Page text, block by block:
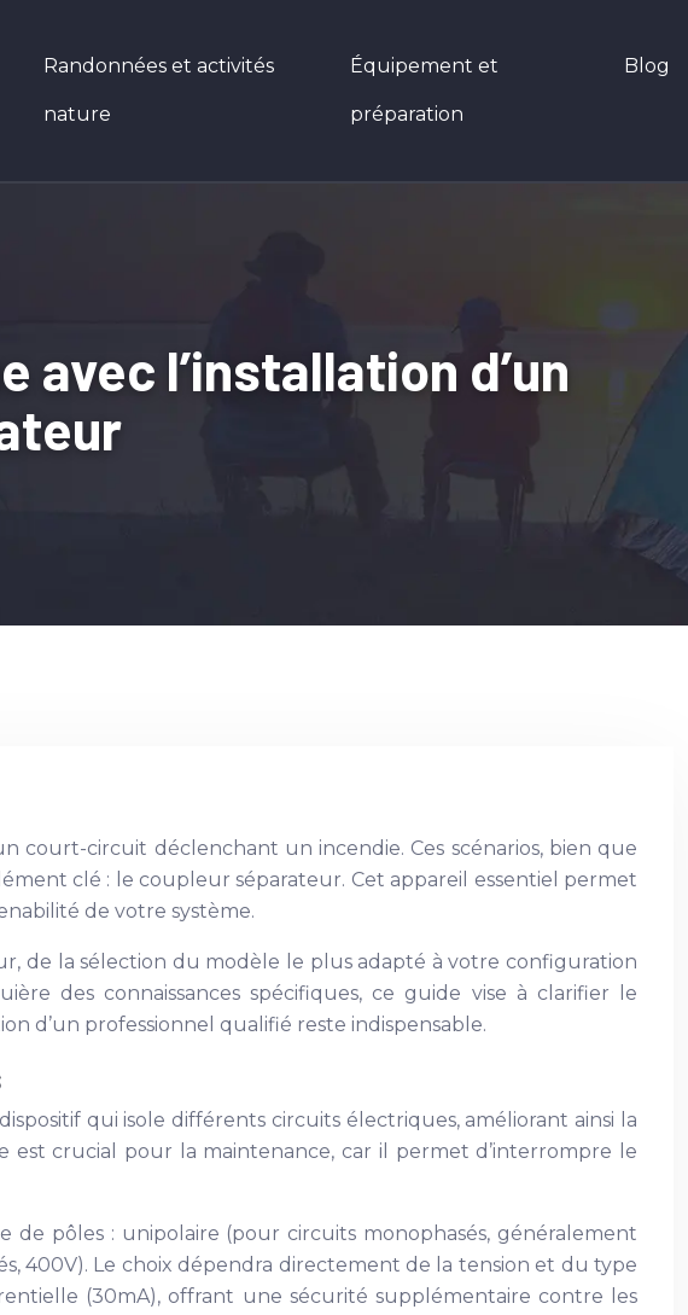
Randonnées et activités
nature
Équipement et
préparation
Blog
l’installation d’un
circuit déclenchant un incendie. Ces scénarios, bien que
clé : le coupleur séparateur. Cet appareil essentiel permet
de votre système.
de la sélection du modèle le plus adapté à votre configuration
des connaissances spécifiques, ce guide vise à clarifier le
d’un professionnel qualifié reste indispensable.
qui isole différents circuits électriques, améliorant ainsi la
est crucial pour la maintenance, car il permet d’interrompre le
de pôles : unipolaire (pour circuits monophasés, généralement
400V). Le choix dépendra directement de la tension et du type
(30mA), offrant une sécurité supplémentaire contre les